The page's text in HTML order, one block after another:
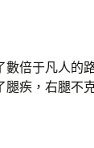
倍于凡人的
腿疾，右腿不